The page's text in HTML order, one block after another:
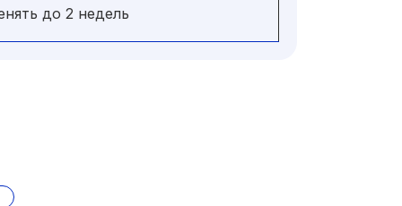
до 2 недель